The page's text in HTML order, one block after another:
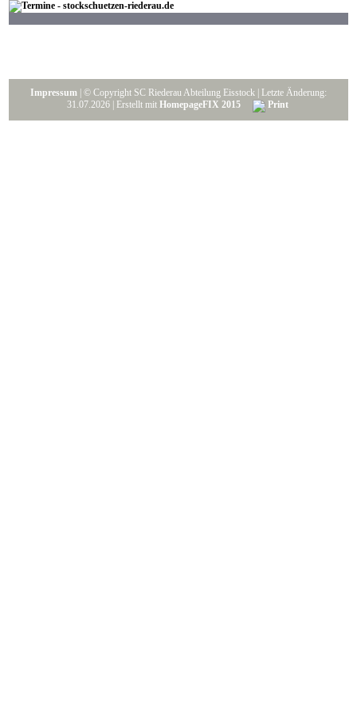
Impressum | © Copyright SC Riederau Abteilung Eisstock | Letzte Änderung:
31.07.2026 | Erstellt mit HomepageFIX 2015 Print